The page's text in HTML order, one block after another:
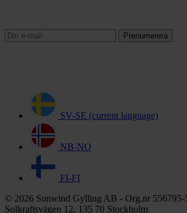
Prenumerera
SV-SE (current language)
NB-NO
FI-FI
© 2026 Sunwind Gylling AB - Org.nr 556795-
Solkraftsvägen 12, 135 70 Stockholm